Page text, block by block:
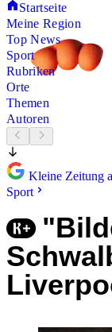
Startseite
Meine Region
Top News
Sport
Rubriken
Orte
Themen
Autoren
Kleine Zeitung
Sport